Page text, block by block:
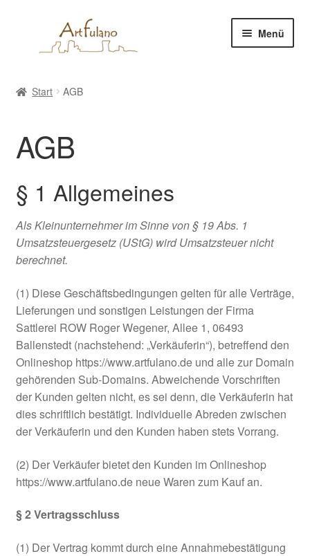
Navigation
Menü
Cart
Checkout
Cookie Policy
Datenschutzbelehrung
Echtheit von Bewertungen
Impressum
My account
Versandarten
Widerrufsbelehrung
Zahlungsarten
Start AGB
AGB
§ 1 Allgemeines
Als Kleinunternehmer im Sinne von § 19 Abs. 1
Umsatzsteuergesetz (UStG) wird Umsatzsteuer nicht
berechnet.
(1) Diese Geschäftsbedingungen gelten für alle Verträge,
Lieferungen und sonstigen Leistungen der Firma
Sattlerei ROW Roger Wegener, Allee 1, 06493
Ballenstedt (nachstehend: „Verkäuferin“), betreffend den
Onlineshop https://www.artfulano.de und alle zur Domain
gehörenden Sub-Domains. Abweichende Vorschriften
der Kunden gelten nicht, es sei denn, die Verkäuferin hat
dies schriftlich bestätigt. Individuelle Abreden zwischen
der Verkäuferin und den Kunden haben stets Vorrang.
(2) Der Verkäufer bietet den Kunden im Onlineshop
https://www.artfulano.de neue Waren zum Kauf an.
§ 2 Vertragsschluss
(1) Der Vertrag kommt durch eine Annahmebestätigung